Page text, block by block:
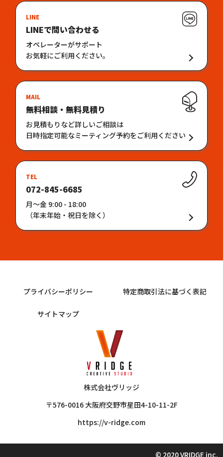
LINE
LINEで問い合わせる
オペレーターがサポート
お気軽にご利用ください。
MAIL
無料相談・無料見積り
お見積もりなど詳しいご相談は
日時指定可能なミーティング予約をご利用ください
TEL
072-845-6685
月〜金 9:00 - 18:00
（年末年始・祝日を除く）
プライバシーポリシー 特定商取引法に基づく表記
サイトマップ
株式会社ヴリッジ
〒576-0016 大阪府交野市星田4-10-11-2F
https://v-ridge.com
© 2020 VRIDGE inc.